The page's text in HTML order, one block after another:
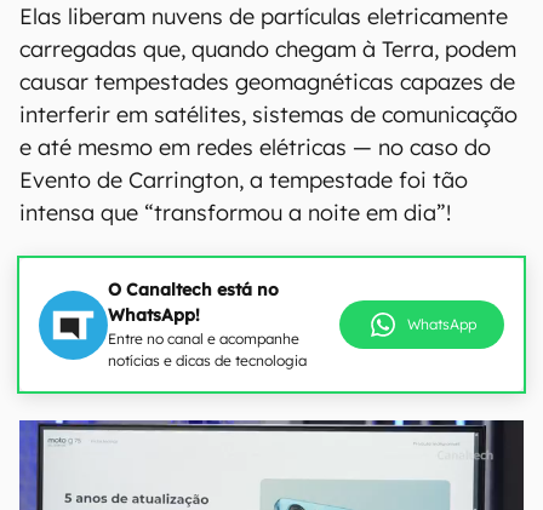
Elas liberam nuvens de partículas eletricamente
carregadas que, quando chegam à Terra, podem
causar tempestades geomagnéticas capazes de
interferir em satélites, sistemas de comunicação
e até mesmo em redes elétricas — no caso do
Evento de Carrington, a tempestade foi tão
intensa que “transformou a noite em dia”!
O Canaltech está no
WhatsApp!
Entre no canal e acompanhe
notícias e dicas de tecnologia
WhatsApp